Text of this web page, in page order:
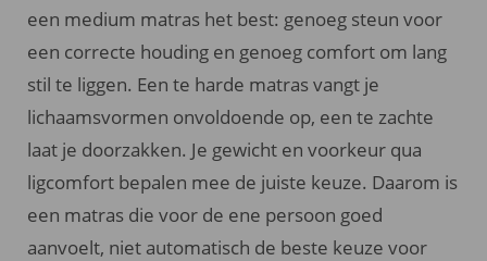
een medium matras het best: genoeg steun voor
een correcte houding en genoeg comfort om lang
stil te liggen. Een te harde matras vangt je
lichaamsvormen onvoldoende op, een te zachte
laat je doorzakken. Je gewicht en voorkeur qua
ligcomfort bepalen mee de juiste keuze. Daarom is
een matras die voor de ene persoon goed
aanvoelt, niet automatisch de beste keuze voor